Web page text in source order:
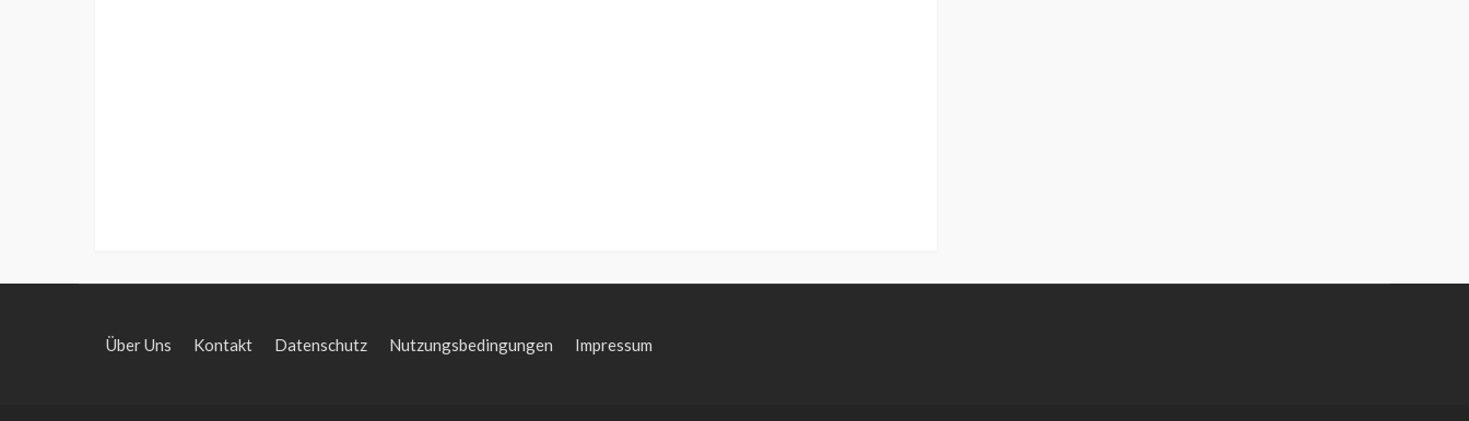
Über Uns Kontakt Datenschutz Nutzungsbedingungen Impressum